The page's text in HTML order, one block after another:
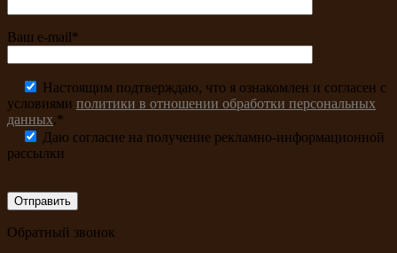
Ваш e-mail*
Настоящим подтверждаю, что я ознакомлен и согласен с
условиями политики в отношении обработки персональных
данных.*
Даю согласие на получение рекламно-информационной
рассылки
Обратный звонок